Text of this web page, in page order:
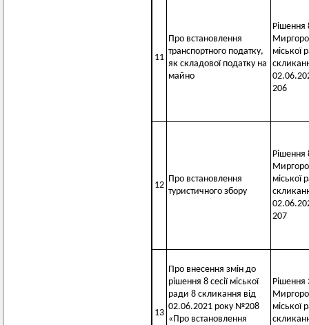
11
Про встановлення
транспортного податку,
як складової податку на
майно
Рішення
міської
206
12
Про встановлення
туристичного збору
Рішення
міської
207
13
Про внесення змін до
рішення 8 сесії міської
ради 8 скликання від
02.06.2021 року №208
«Про встановлення
Рішення
міської